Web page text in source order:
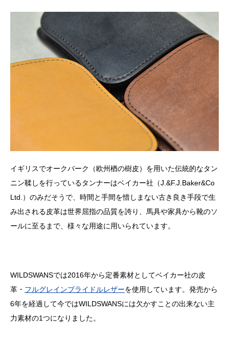
イギリスでオークバーク（欧州楢の樹皮）を用いた伝統的なタン
ニン鞣しを行っているタンナーはベイカー社（J.&F.J.Baker&Co
Ltd.）のみだそうで、時間と手間を惜しまない古き良き手段で生
み出される皮革は世界屈指の品質を誇り、馬具や家具から靴のソ
ールに至るまで、様々な用途に用いられています。
WILDSWANSでは2016年から定番素材としてベイカー社の皮
革・ フルグレインブライドルレザーを使用しています。発売から
6年を経過して今ではWILDSWANSには欠かすことの出来ない主
力素材の1つになりました。